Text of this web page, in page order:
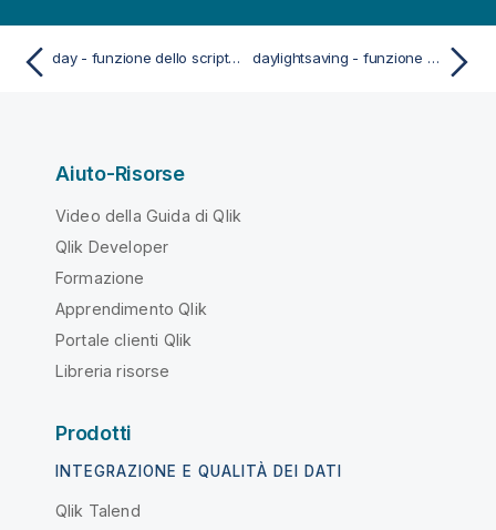
day - funzione dello script e del grafico daylightsaving - funzione dello script e del grafico
Aiuto-Risorse
Video della Guida di Qlik
Qlik Developer
Formazione
Apprendimento Qlik
Portale clienti Qlik
Libreria risorse
Prodotti
INTEGRAZIONE E QUALITÀ DEI DATI
Qlik Talend